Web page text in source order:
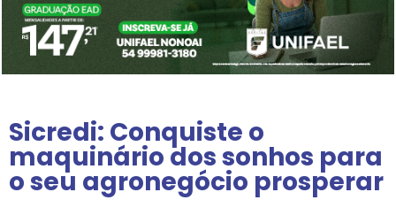
Sicredi: Conquiste o
maquinário dos sonhos para
o seu agronegócio prosperar